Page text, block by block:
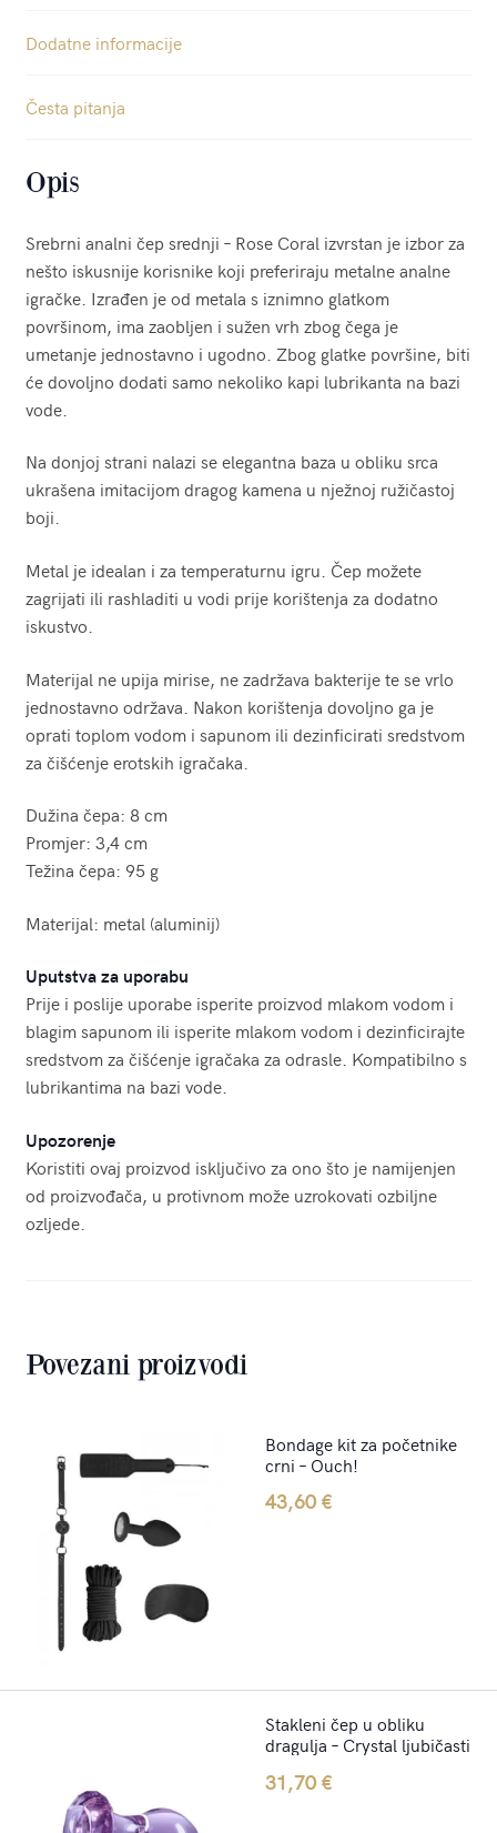
Dodatne informacije
Česta pitanja
Opis
Srebrni analni čep srednji – Rose Coral izvrstan je izbor za
nešto iskusnije korisnike koji preferiraju metalne analne
igračke. Izrađen je od metala s iznimno glatkom
površinom, ima zaobljen i sužen vrh zbog čega je
umetanje jednostavno i ugodno. Zbog glatke površine, biti
će dovoljno dodati samo nekoliko kapi lubrikanta na bazi
vode.
Na donjoj strani nalazi se elegantna baza u obliku srca
ukrašena imitacijom dragog kamena u nježnoj ružičastoj
boji.
Metal je idealan i za temperaturnu igru. Čep možete
zagrijati ili rashladiti u vodi prije korištenja za dodatno
iskustvo.
Materijal ne upija mirise, ne zadržava bakterije te se vrlo
jednostavno održava. Nakon korištenja dovoljno ga je
oprati toplom vodom i sapunom ili dezinficirati sredstvom
za čišćenje erotskih igračaka.
Dužina čepa: 8 cm
Promjer: 3,4 cm
Težina čepa: 95 g
Materijal: metal (aluminij)
Uputstva za uporabu
Prije i poslije uporabe isperite proizvod mlakom vodom i
blagim sapunom ili isperite mlakom vodom i dezinficirajte
sredstvom za čišćenje igračaka za odrasle. Kompatibilno s
lubrikantima na bazi vode.
Upozorenje
Koristiti ovaj proizvod isključivo za ono što je namijenjen
od proizvođača, u protivnom može uzrokovati ozbiljne
ozljede.
Povezani proizvodi
Bondage kit za početnike
crni – Ouch!
43,60€
Stakleni čep u obliku
dragulja – Crystal ljubičasti
31,70€